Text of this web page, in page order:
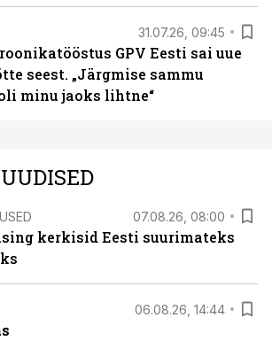
31.07.26, 09:45
GPV Eesti sai uue
seest. „Järgmise sammu
minu jaoks lihtne“
07.08.26, 08:00
kerkisid Eesti suurimateks
06.08.26, 14:44